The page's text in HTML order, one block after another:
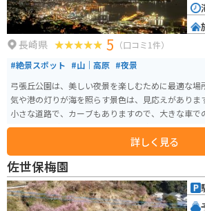
長崎県 5 （口コミ1件）
#絶景スポット #山｜高原 #夜景
弓張丘公園は、美しい夜景を楽しむために最適な場
気や港の灯りが海を照らす景色は、見応えがありま
小さな道路で、カーブもありますので、大きな車で
しれませんが、バイクで走る分には楽しいです。
詳しく見る
佐世保梅園